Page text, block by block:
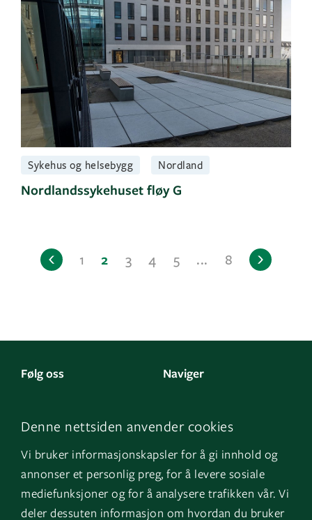
Denne nettsiden anvender cookies
Vi bruker informasjonskapsler for å gi innhold og
annonser et personlig preg, for å levere sosiale
mediefunksjoner og for å analysere trafikken vår. Vi
deler dessuten informasjon om hvordan du bruker
Filter
Sykehus og helsebygg Nordland
Nordlandssykehuset fløy G
1 2 3 4 5 ... 8
Følg oss
Facebook
Instagram
YouTube
Naviger
Om oss
GK Sverige
GK Danmark